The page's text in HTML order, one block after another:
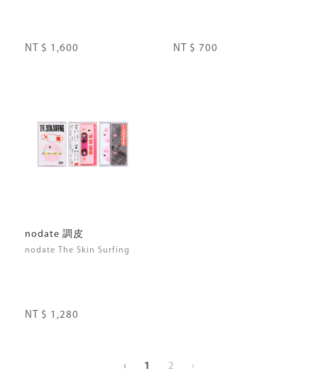
NT $ 1,600 NT $ 700
nodate 調皮
nodate The Skin Surfing
NT $ 1,280
‹ 1 2 ›